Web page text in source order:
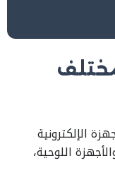
الإلكترونية
اللوحية،